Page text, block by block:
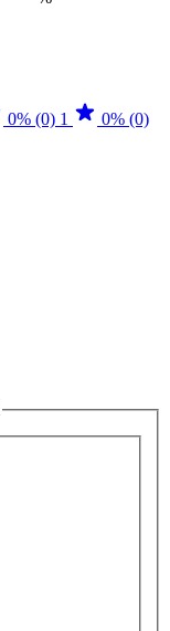
0% (0) 1
0% (0)